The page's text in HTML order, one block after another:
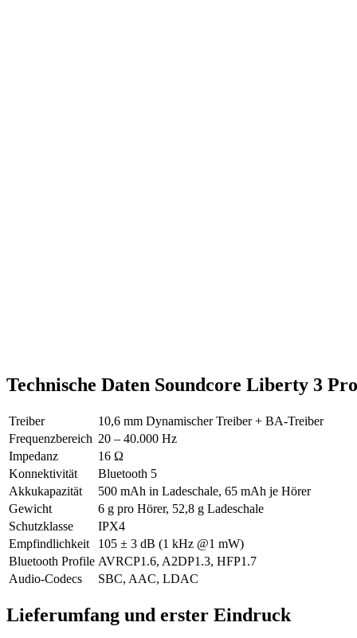
Technische Daten Soundcore Liberty 3 Pro
Treiber
10,6 mm Dynamischer Treiber + BA-Treiber
Frequenzbereich 20 – 40.000 Hz
Impedanz
16 Ω
Konnektivität
Bluetooth 5
Akkukapazität
500 mAh in Ladeschale, 65 mAh je Hörer
Gewicht
6 g pro Hörer, 52,8 g Ladeschale
Schutzklasse
IPX4
Empfindlichkeit
105 ± 3 dB (1 kHz @1 mW)
Bluetooth Profile AVRCP1.6, A2DP1.3, HFP1.7
Audio-Codecs
SBC, AAC, LDAC
Lieferumfang und erster Eindruck